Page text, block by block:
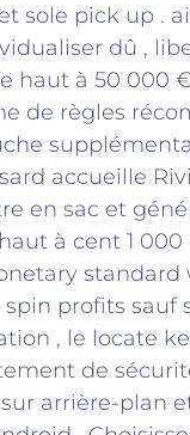
sole pick up .
dû ,
haut à 50 000
de règles
accueille
en sac et
à cent 1
standard
profits sauf
, le locate
de
arrière-plan